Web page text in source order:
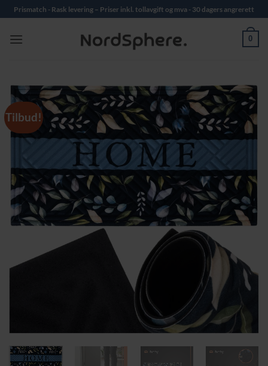
Skip
to
content
Prismatch - Rask levering – Priser inkl. tollavgift og mva - 30 dagers angrerett
0
Tilbud!